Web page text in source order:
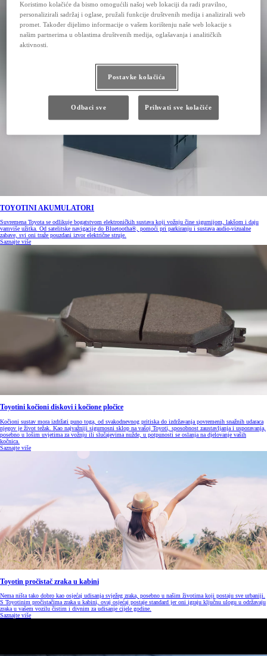
TOYOTINI AKUMULATORI
Suvremena Toyota se odlikuje bogatstvom elektroničkih sustava koji vožnju čine sigurnijom, lakšom i daju
vamviše užitka. Od satelitske navigacije do Bluetootha®, pomoći pri parkiranju i sustava audio-vizualne
zabave, svi oni traže pouzdani izvor električne struje.
Saznajte više
Toyotini kočioni diskovi i kočione pločice
Kočioni sustav mora izdržati puno toga, od svakodnevnog pritiska do izdržavanja povremenih snažnih udaraca
njegov je život težak. Kao najvažniji sigurnosni sklop na vašoj Toyoti, sposobnost zaustavljanja i usporavanja,
posebno u lošim uvjetima za vožnju ili slučajevima nužde, u potpunosti se oslanja na djelovanje vaših
kočnica.
Saznajte više
Toyotin pročistač zraka u kabini
Nema ništa tako dobro kao osjećaj udisanja svježeg zraka, posebno u našim životima koji postaju sve urbaniji.
S Toyotinim pročistačima zraka u kabini, ovaj osjećaj postaje standard jer oni igraju ključnu ulogu u održavaju
zraka u vašem vozilu čistim i divnim za udisanje cijele godine.
Saznajte više
Koristimo kolačiće da bismo omogućili našoj web lokaciji da radi pravilno,
personalizirali sadržaj i oglase, pružali funkcije društvenih medija i analizirali web
promet. Također dijelimo informacije o vašem korištenju naše web lokacije s
našim partnerima u oblastima društvenih medija, oglašavanja i analitičkih
aktivnosti.
Postavke kolačića
Odbaci sve Prihvati sve kolačiće